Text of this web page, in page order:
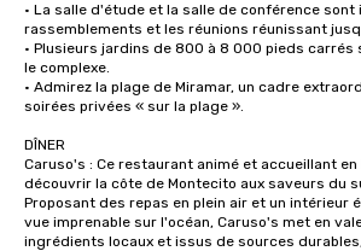
· La salle d'étude et la salle de conférence sont
rassemblements et les réunions réunissant
· Plusieurs jardins de 800 à 8 000 pieds
le complexe.
· Admirez la plage de Miramar, un cadre
soirées privées « sur la plage ».
DÎNER
Caruso's : Ce restaurant animé et accueillant
découvrir la côte de Montecito aux saveurs du
Proposant des repas en plein air et un intérieur
vue imprenable sur l'océan, Caruso's met en
ingrédients locaux et issus de sources